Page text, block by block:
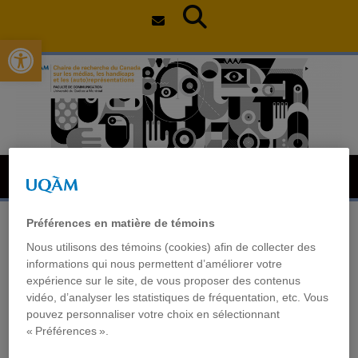
Open toolbar
to
content
Participation of Jean
Horvais and Mouloud
Boukala in the
Rencontres EDUCERE
Préférences en matière de témoins
Nous utilisons des témoins (cookies) afin de collecter des
informations qui nous permettent d’améliorer votre
expérience sur le site, de vous proposer des contenus
vidéo, d’analyser les statistiques de fréquentation, etc. Vous
pouvez personnaliser votre choix en sélectionnant
« Préférences ».